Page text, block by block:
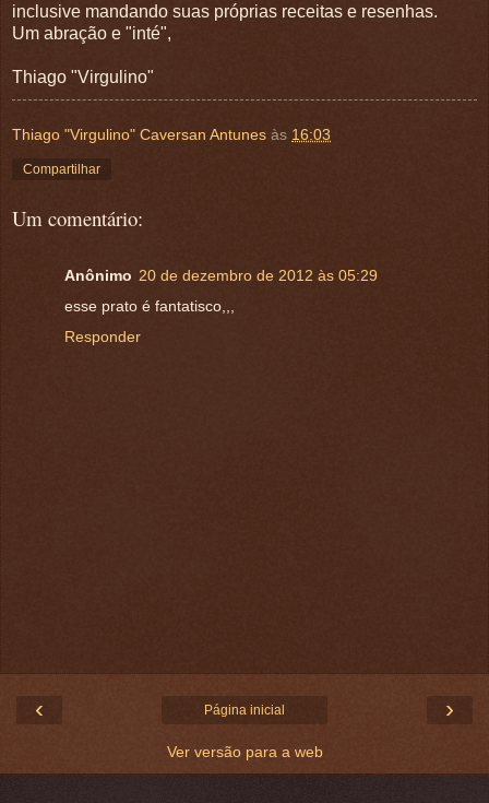
inclusive mandando suas próprias receitas e resenhas.
Um abração e "inté",
Thiago "Virgulino"
Thiago "Virgulino" Caversan Antunes às 16:03
Compartilhar
Um comentário:
Anônimo 20 de dezembro de 2012 às 05:29
esse prato é fantatisco,,,
Responder
‹ ›
Página inicial
Ver versão para a web